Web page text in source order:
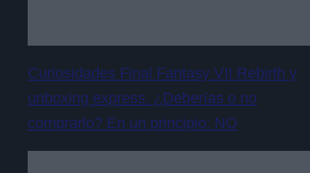
Curiosidades Final Fantasy VII Rebirth y
unboxing express. ¿Deberías o no
comprarlo? En un principio: NO